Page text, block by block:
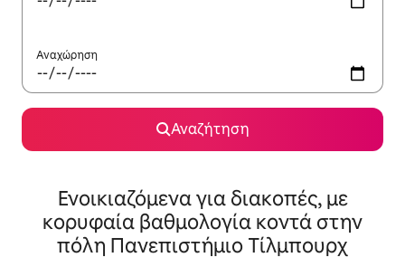
Αναχώρηση
Αναζήτηση
Ενοικιαζόμενα για διακοπές, με
κορυφαία βαθμολογία κοντά στην
πόλη Πανεπιστήμιο Τίλμπουρχ